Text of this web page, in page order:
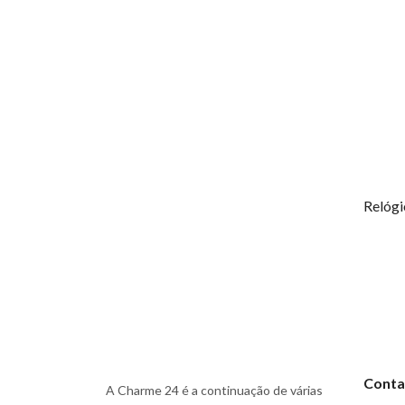
A Charme 24 é a continuação de várias